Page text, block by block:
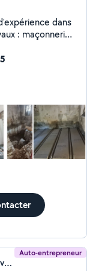
dans
: maçonnerie,
sérieux et
Auto-entrepreneur
Mohamed Salama (Ms Travaux d'Intèrieur)